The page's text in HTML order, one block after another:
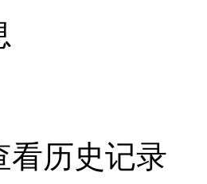
看历史记录